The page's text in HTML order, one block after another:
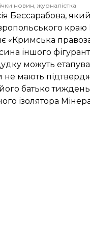
новин, журналістка
Бессарабова,
краю
«Кримська
іншого
можуть
мають
батько
ізолятора